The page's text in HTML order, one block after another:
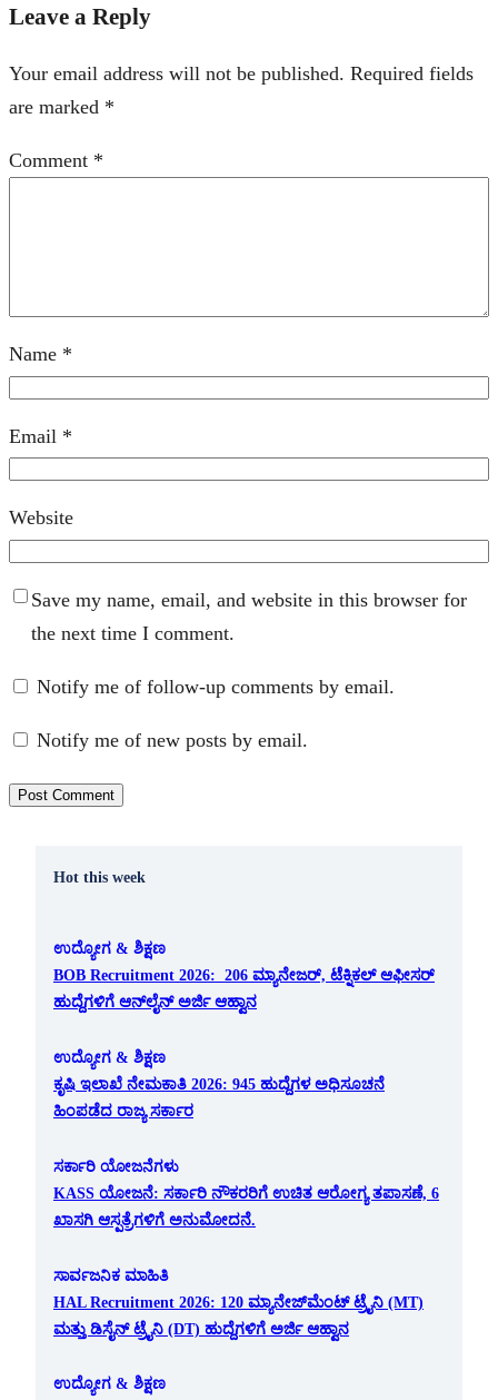
Leave a Reply
Your email address will not be published. Required fields
are marked *
Comment *
Name *
Email *
Website
Save my name, email, and website in this browser for
the next time I comment.
Notify me of follow-up comments by email.
Notify me of new posts by email.
Hot this week
ಉದ್ಯೋಗ & ಶಿಕ್ಷಣ
BOB Recruitment 2026: 206 ಮ್ಯಾನೇಜರ್, ಟೆಕ್ನಿಕಲ್ ಆಫೀಸರ್
ಹುದ್ದೆಗಳಿಗೆ ಆನ್‌ಲೈನ್ ಅರ್ಜಿ ಆಹ್ವಾನ
ಉದ್ಯೋಗ & ಶಿಕ್ಷಣ
ಕೃಷಿ ಇಲಾಖೆ ನೇಮಕಾತಿ 2026: 945 ಹುದ್ದೆಗಳ ಅಧಿಸೂಚನೆ
ಹಿಂಪಡೆದ ರಾಜ್ಯ ಸರ್ಕಾರ
ಸರ್ಕಾರಿ ಯೋಜನೆಗಳು
KASS ಯೋಜನೆ: ಸರ್ಕಾರಿ ನೌಕರರಿಗೆ ಉಚಿತ ಆರೋಗ್ಯ ತಪಾಸಣೆ, 6
ಖಾಸಗಿ ಆಸ್ಪತ್ರೆಗಳಿಗೆ ಅನುಮೋದನೆ.
ಸಾರ್ವಜನಿಕ ಮಾಹಿತಿ
HAL Recruitment 2026: 120 ಮ್ಯಾನೇಜ್‌ಮೆಂಟ್ ಟ್ರೈನಿ (MT)
ಮತ್ತು ಡಿಸೈನ್ ಟ್ರೈನಿ (DT) ಹುದ್ದೆಗಳಿಗೆ ಅರ್ಜಿ ಆಹ್ವಾನ
ಉದ್ಯೋಗ & ಶಿಕ್ಷಣ